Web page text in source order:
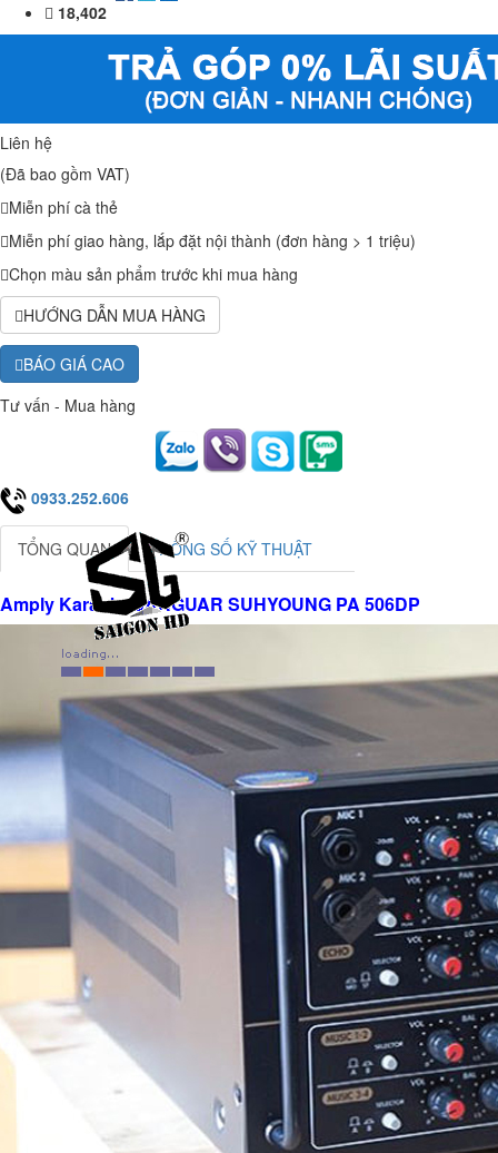
18,402
Liên hệ
(Đã bao gồm VAT)
Miễn phí cà thẻ
Miễn phí giao hàng, lắp đặt nội thành (đơn hàng > 1 triệu)
Chọn màu sản phẩm trước khi mua hàng
HƯỚNG DẪN MUA HÀNG
BÁO GIÁ CAO
Tư vấn - Mua hàng
0933.252.606
TỔNG QUAN THÔNG SỐ KỸ THUẬT
Amply Karaoke JARGUAR SUHYOUNG PA 506DP